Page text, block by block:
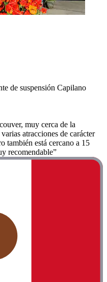
de suspensión Capilano
muy cerca de la
atracciones de carácter
también está cercano a 15
recomendable”